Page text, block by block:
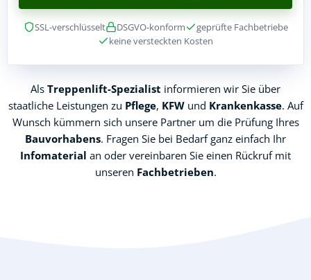
SSL-verschlüsselt DSGVO-konform
geprüfte Fachbetriebe
keine versteckten Kosten
Als Treppenlift-Spezialist informieren wir Sie über
staatliche Leistungen zu Pflege, KFWund Krankenkasse. Auf
Wunsch kümmern sich unsere Partner um die Prüfung Ihres
Bauvorhabens. Fragen Sie bei Bedarf ganz einfach Ihr
Infomaterial an oder vereinbaren Sie einen Rückruf mit
unseren Fachbetrieben.